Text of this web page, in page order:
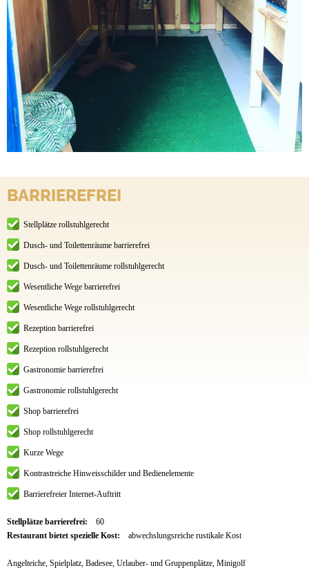
BARRIEREFREI
Stellplätze rollstuhlgerecht
Dusch- und Toilettenräume barrierefrei
Dusch- und Toilettenräume rollstuhlgerecht
Wesentliche Wege barrierefrei
Wesentliche Wege rollstuhlgerecht
Rezeption barrierefrei
Rezeption rollstuhlgerecht
Gastronomie barrierefrei
Gastronomie rollstuhlgerecht
Shop barrierefrei
Shop rollstuhlgerecht
Kurze Wege
Kontrastreiche Hinweisschilder und Bedienelemente
Barrierefreier Internet-Auftritt
Stellplätze barrierefrei:
60
Restaurant bietet spezielle Kost:
abwechslungsreiche rustikale Kost
Angelteiche, Spielplatz, Badesee, Urlauber- und Gruppenplätze, Minigolf